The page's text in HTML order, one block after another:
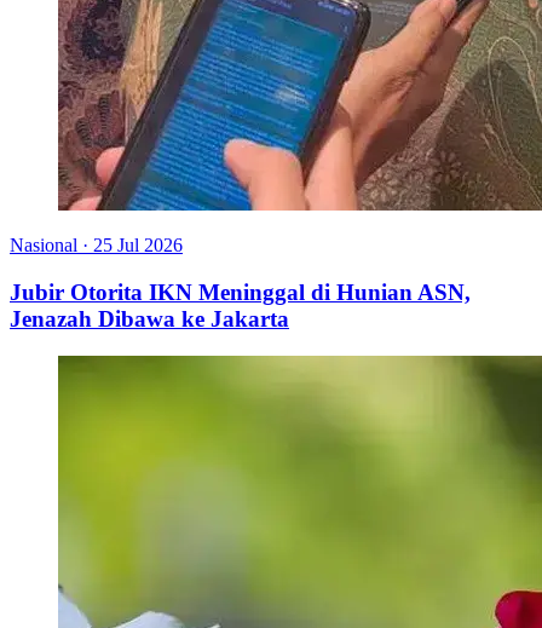
Nasional · 25 Jul 2026
Jubir Otorita IKN Meninggal di Hunian ASN,
Jenazah Dibawa ke Jakarta